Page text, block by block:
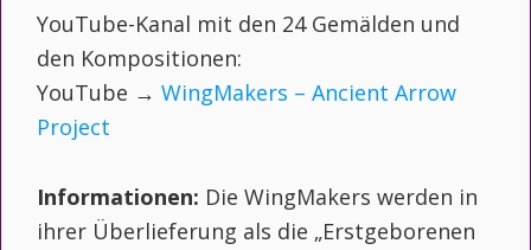
YouTube-Kanal mit den 24 Gemälden und
den Kompositionen:
YouTube → WingMakers – Ancient Arrow
Project
Informationen: Die WingMakers werden in
ihrer Überlieferung als die „Erstgeborenen